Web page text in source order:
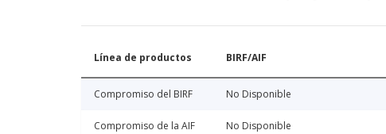
Línea de productos BIRF/AIF
Compromiso del BIRF No Disponible
Compromiso de la AIF No Disponible